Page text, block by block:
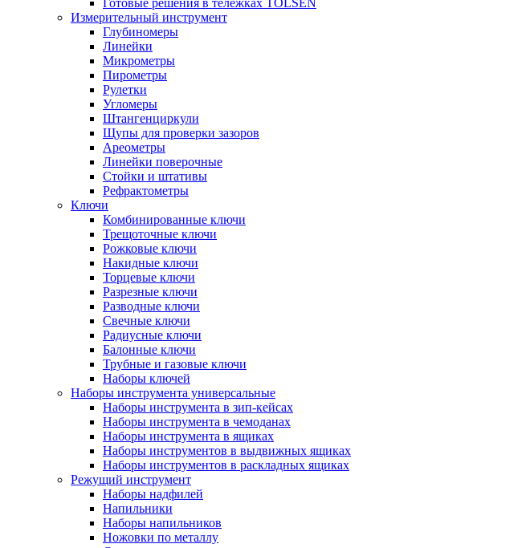
Готовые решения в тележках TOLSEN
Измерительный инструмент
Глубиномеры
Линейки
Микрометры
Пирометры
Рулетки
Угломеры
Штангенциркули
Щупы для проверки зазоров
Ареометры
Линейки поверочные
Стойки и штативы
Рефрактометры
Ключи
Комбинированные ключи
Трещоточные ключи
Рожковые ключи
Накидные ключи
Торцевые ключи
Разрезные ключи
Разводные ключи
Свечные ключи
Радиусные ключи
Балонные ключи
Трубные и газовые ключи
Наборы ключей
Наборы инструмента универсальные
Наборы инструмента в зип-кейсах
Наборы инструмента в чемоданах
Наборы инструмента в ящиках
Наборы инструментов в выдвижных ящиках
Наборы инструментов в раскладных ящиках
Режущий инструмент
Наборы надфилей
Напильники
Наборы напильников
Ножовки по металлу